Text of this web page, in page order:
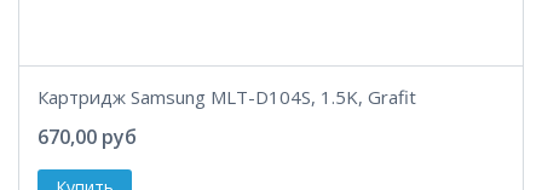
Картридж Samsung MLT-D104S, 1.5K, Grafit
670,00 руб